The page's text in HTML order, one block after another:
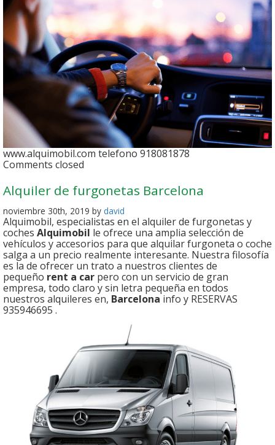
www.alquimobil.com telefono 918081878
Comments closed
Alquiler de furgonetas Barcelona
noviembre 30th, 2019 by david
Alquimobil, especialistas en el alquiler de furgonetas y
coches Alquimobil le ofrece una amplia selección de
vehículos y accesorios para que alquilar furgoneta o coche
salga a un precio realmente interesante. Nuestra filosofía
es la de ofrecer un trato a nuestros clientes de
pequeño rent a car pero con un servicio de gran
empresa, todo claro y sin letra pequeña en todos
nuestros alquileres en, Barcelona info y RESERVAS
935946695 .